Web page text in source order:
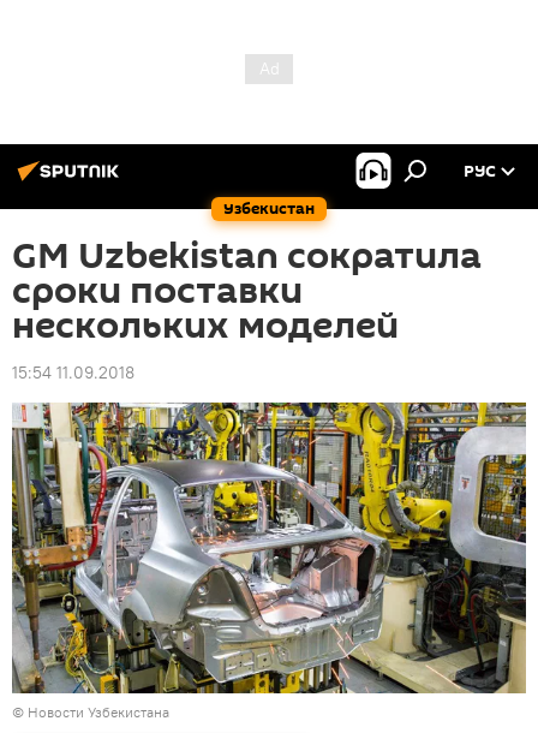
Узбекистан
РУС
GM Uzbekistan сократила
сроки поставки
нескольких моделей
15:54 11.09.2018
© Новости Узбекистана